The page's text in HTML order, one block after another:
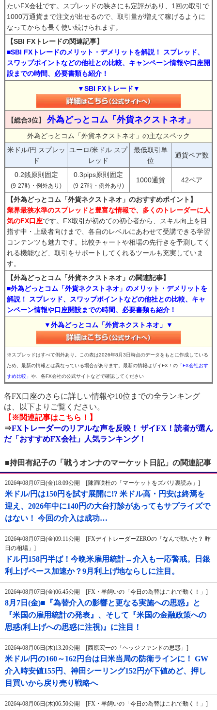
たいFX会社です。スプレッドの狭さにも定評があり、1回の取引で
1000万通貨まで注文が出せるので、取引量が増えて稼げるように
なってからも長く使い続けられます。
【SBI FXトレードの関連記事】
■SBI FXトレードのメリット・デメリットを解説！ スプレッド、
スワップポイントなどの他社との比較、キャンペーン情報や口座開
設までの時間、必要書類も紹介！
▼SBI FXトレード▼
【総合3位】 外為どっとコム「外貨ネクストネオ」
外為どっとコム「外貨ネクストネオ」の主なスペック
米ドル/円 スプレッ
ド
ユーロ/米ドル スプ
レッド
最低取引単
位
通貨ペア数
0.2銭原則固定
(9-27時・例外あり)
0.3pips原則固定
(9-27時・例外あり)
1000通貨 42ペア
【外為どっとコム「外貨ネクストネオ」のおすすめポイント】
業界最狭水準のスプレッドと豊富な情報で、多くのトレーダーに人
気のFX口座です。FX取引が初めての初心者から、スキル向上を目
指す中・上級者向けまで、各自のレベルにあわせて受講できる学習
コンテンツも魅力です。比較チャートや相場の先行きを予測してく
れる機能など、取引をサポートしてくれるツールも充実していま
す。
【外為どっとコム「外貨ネクストネオ」の関連記事】
■外為どっとコム「外貨ネクストネオ」のメリット・デメリットを
解説！ スプレッド、スワップポイントなどの他社との比較、キャ
ンペーン情報や口座開設までの時間、必要書類も紹介！
▼外為どっとコム「外貨ネクストネオ」▼
※スプレッドはすべて例外あり。この表は2026年8月3日時点のデータをもとに作成している
ため、最新の情報とは異なっている場合があります。最新の情報はザイFX！の 「FX会社おす
すめ比較」 や、各FX会社の公式サイトなどで確認してください
各FX口座のさらに詳しい情報や10位までの全ランキング
は、以下よりご覧ください。
【※関連記事はこちら！】
⇒FXトレーダーのリアルな声を反映！ ザイFX！読者が選ん
だ「おすすめFX会社」人気ランキング！
■持田有紀子の「戦うオンナのマーケット日記」の関連記事
2026年08月07日(金)18:09公開 [陳満咲杜の「マーケットをズバリ裏読み」]
米ドル/円は150円を試す展開に!? 米ドル高・円安は終焉を
迎え、2026年中に140円の大台打診があってもサプライズで
はない！ 今回の介入は成功…
2026年08月07日(金)09:11公開 [FXデイトレーダーZEROの「なんで動いた？ 昨
日の相場」]
ドル円158円半ば！今晩米雇用統計→介入も一応警戒。日銀
利上げペース加速か？9月利上げ地ならしに注目。
2026年08月07日(金)06:45公開 [FX・羊飼いの「今日の為替はこれで動く！」]
8月7日(金)■『為替介入の影響と更なる実施への思惑』と
『米国の雇用統計の発表』、そして『米国の金融政策への
思惑(利上げへの思惑に注視)』に注目！
2026年08月06日(木)13:20公開 [西原宏一の「ヘッジファンドの思惑」]
米ドル/円の160～162円台は日米当局の防衛ラインに！ GW
介入時安値155円、神田シーリング152円が下値めど、押し
目買いから戻り売り戦略へ
2026年08月06日(木)06:50公開 [FX・羊飼いの「今日の為替はこれで動く！」]